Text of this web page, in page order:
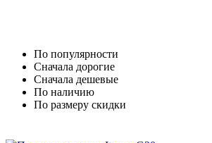
По популярности
Cначала дорогие
Cначала дешевые
По наличию
По размеру скидки